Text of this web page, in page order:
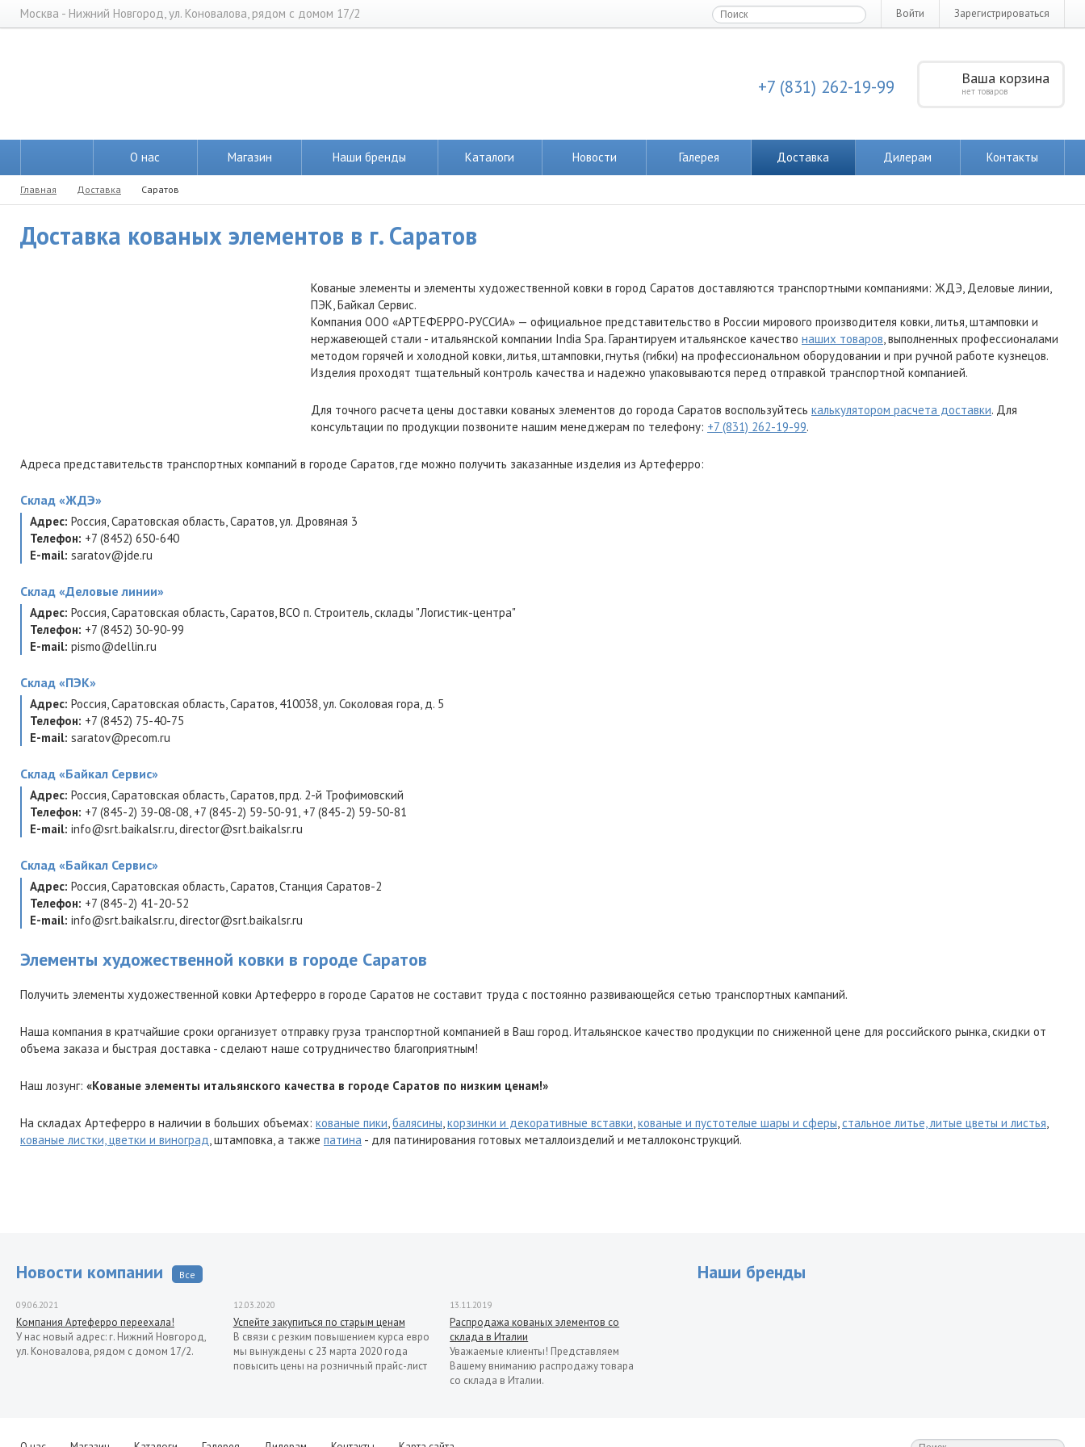
Москва - Нижний Новгород, ул. Коновалова, рядом с домом 17/2 Войти Зарегистрироваться
Ваша корзина
нет товаров
+7 (831) 262-19-99
О нас Магазин Наши бренды Каталоги Новости Галерея Доставка Дилерам Контакты
Главная Доставка Саратов
Доставка кованых элементов в г. Саратов
Кованые элементы и элементы художественной ковки в город Саратов доставляются транспортными компаниями: ЖДЭ, Деловые линии,
ПЭК, Байкал Сервис.
Компания ООО «АРТЕФЕРРО-РУССИА» — официальное представительство в России мирового производителя ковки, литья, штамповки и
нержавеющей стали - итальянской компании India Spa. Гарантируем итальянское качество наших товаров, выполненных профессионалами
методом горячей и холодной ковки, литья, штамповки, гнутья (гибки) на профессиональном оборудовании и при ручной работе кузнецов.
Изделия проходят тщательный контроль качества и надежно упаковываются перед отправкой транспортной компанией.
Для точного расчета цены доставки кованых элементов до города Саратов воспользуйтесь калькулятором расчета доставки. Для
консультации по продукции позвоните нашим менеджерам по телефону: +7 (831) 262-19-99.
Адреса представительств транспортных компаний в городе Саратов, где можно получить заказанные изделия из Артеферро:
Склад «ЖДЭ»
Адрес: Россия,Саратовская область,Саратов,ул. Дровяная 3
Телефон: +7 (8452) 650-640
E-mail: saratov@jde.ru
Склад «Деловые линии»
Адрес: Россия,Саратовская область,Саратов,ВСО п. Строитель, склады "Логистик-центра"
Телефон: +7 (8452) 30-90-99
E-mail: pismo@dellin.ru
Склад «ПЭК»
Адрес: Россия,Саратовская область,Саратов, 410038,ул. Соколовая гора, д. 5
Телефон: +7 (8452) 75-40-75
E-mail: saratov@pecom.ru
Склад «Байкал Сервис»
Адрес: Россия,Саратовская область,Саратов,прд. 2-й Трофимовский
Телефон: +7 (845-2) 39-08-08, +7 (845-2) 59-50-91, +7 (845-2) 59-50-81
E-mail: info@srt.baikalsr.ru,director@srt.baikalsr.ru
Склад «Байкал Сервис»
Адрес: Россия,Саратовская область,Саратов,Станция Саратов-2
Телефон: +7 (845-2) 41-20-52
E-mail: info@srt.baikalsr.ru,director@srt.baikalsr.ru
Элементы художественной ковки в городе Саратов
Получить элементы художественной ковки Артеферро в городе Саратов не составит труда с постоянно развивающейся сетью транспортных кампаний.
Наша компания в кратчайшие сроки организует отправку груза транспортной компанией в Ваш город. Итальянское качество продукции по сниженной цене для российского рынка, скидки от
объема заказа и быстрая доставка - сделают наше сотрудничество благоприятным!
Наш лозунг: «Кованые элементы итальянского качества в городе Саратов по низким ценам!»
На складах Артеферро в наличии в больших объемах: кованые пики,балясины,корзинки и декоративные вставки,кованые и пустотелые шары и сферы,стальное литье, литые цветы и листья,
кованые листки, цветки и виноград, штамповка, а также патина - для патинирования готовых металлоизделий и металлоконструкций.
Наши бренды
Новости компании Все
09.06.2021
Компания Артеферро переехала!
У нас новый адрес: г. Нижний Новгород,
ул. Коновалова, рядом с домом 17/2.
12.03.2020
Успейте закупиться по старым ценам
В связи с резким повышением курса евро
мы вынуждены с 23 марта 2020 года
повысить цены на розничный прайс-лист
13.11.2019
Распродажа кованых элементов со
склада в Италии
Уважаемые клиенты! Представляем
Вашему вниманию распродажу товара
со склада в Италии.